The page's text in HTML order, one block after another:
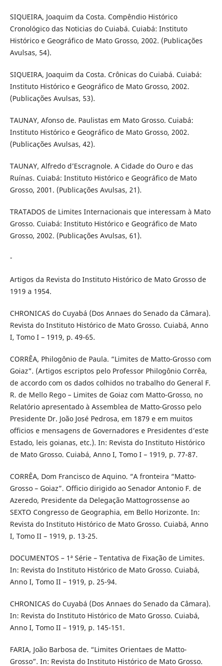
SIQUEIRA, Joaquim da Costa. Compêndio Histórico
Cronológico das Noticias do Cuiabá. Cuiabá: Instituto
Histórico e Geográfico de Mato Grosso, 2002. (Publicações
Avulsas, 54).
SIQUEIRA, Joaquim da Costa. Crônicas do Cuiabá. Cuiabá:
Instituto Histórico e Geográfico de Mato Grosso, 2002.
(Publicações Avulsas, 53).
TAUNAY, Afonso de. Paulistas em Mato Grosso. Cuiabá:
Instituto Histórico e Geográfico de Mato Grosso, 2002.
(Publicações Avulsas, 42).
TAUNAY, Alfredo d’Escragnole. A Cidade do Ouro e das
Ruínas. Cuiabá: Instituto Histórico e Geográfico de Mato
Grosso, 2001. (Publicações Avulsas, 21).
TRATADOS de Limites Internacionais que interessam à Mato
Grosso. Cuiabá: Instituto Histórico e Geográfico de Mato
Grosso, 2002. (Publicações Avulsas, 61).
-
Artigos da Revista do Instituto Histórico de Mato Grosso de
1919 a 1954.
CHRONICAS do Cuyabá (Dos Annaes do Senado da Câmara).
Revista do Instituto Histórico de Mato Grosso. Cuiabá, Anno
I, Tomo I – 1919, p. 49-65.
CORRÊA, Philogônio de Paula. “Limites de Matto-Grosso com
Goiaz”. (Artigos escriptos pelo Professor Philogônio Corrêa,
de accordo com os dados colhidos no trabalho do General F.
R. de Mello Rego – Limites de Goiaz com Matto-Grosso, no
Relatório apresentado à Assemblea de Matto-Grosso pelo
Presidente Dr. João José Pedrosa, em 1879 e em muitos
officios e mensagens de Governadores e Presidentes d’este
Estado, leis goianas, etc.). In: Revista do Instituto Histórico
de Mato Grosso. Cuiabá, Anno I, Tomo I – 1919, p. 77-87.
CORRÊA, Dom Francisco de Aquino. “A fronteira “Matto-
Grosso – Goiaz”. Officio dirigido ao Senador Antonio F. de
Azeredo, Presidente da Delegação Mattogrossense ao
SEXTO Congresso de Geographia, em Bello Horizonte. In:
Revista do Instituto Histórico de Mato Grosso. Cuiabá, Anno
I, Tomo II – 1919, p. 13-25.
DOCUMENTOS – 1ª Série – Tentativa de Fixação de Limites.
In: Revista do Instituto Histórico de Mato Grosso. Cuiabá,
Anno I, Tomo II – 1919, p. 25-94.
CHRONICAS do Cuyabá (Dos Annaes do Senado da Câmara).
In: Revista do Instituto Histórico de Mato Grosso. Cuiabá,
Anno I, Tomo II – 1919, p. 145-151.
FARIA, João Barbosa de. “Limites Orientaes de Matto-
Grosso”. In: Revista do Instituto Histórico de Mato Grosso.